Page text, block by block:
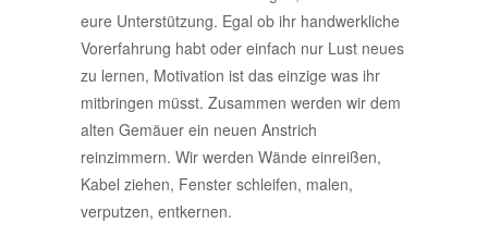
eure Unterstützung. Egal ob ihr handwerkliche
Vorerfahrung habt oder einfach nur Lust neues
zu lernen, Motivation ist das einzige was ihr
mitbringen müsst. Zusammen werden wir dem
alten Gemäuer ein neuen Anstrich
reinzimmern. Wir werden Wände einreißen,
Kabel ziehen, Fenster schleifen, malen,
verputzen, entkernen.